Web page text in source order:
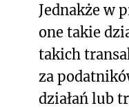
Jednakże w
one takie
takich
za
działań lub